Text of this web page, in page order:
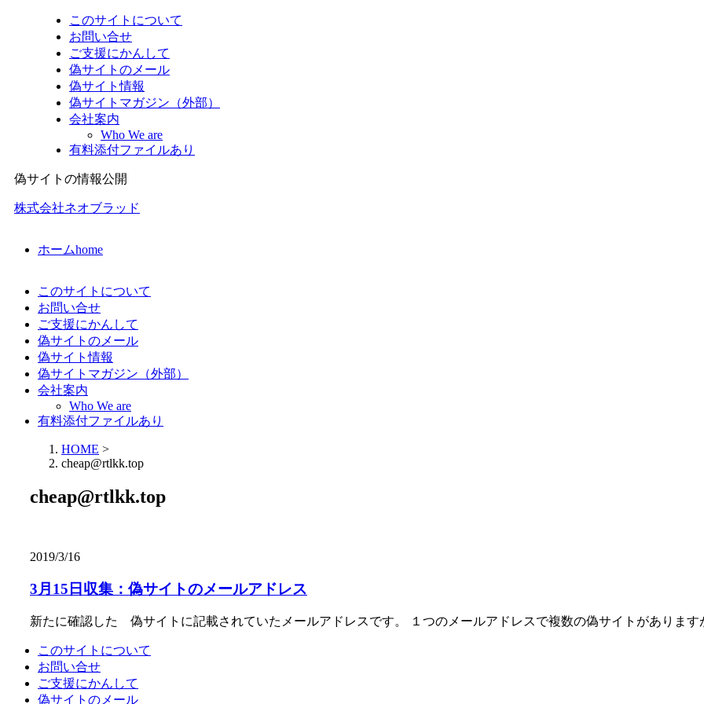
このサイトについて
お問い合せ
ご支援にかんして
偽サイトのメール
偽サイト情報
偽サイトマガジン（外部）
会社案内
Who We are
有料添付ファイルあり
偽サイトの情報公開
株式会社ネオブラッド
ホームhome
このサイトについて
お問い合せ
ご支援にかんして
偽サイトのメール
偽サイト情報
偽サイトマガジン（外部）
会社案内
Who We are
有料添付ファイルあり
HOME >
cheap@rtlkk.top
cheap@rtlkk.top
2019/3/16
3月15日収集：偽サイトのメールアドレス
新たに確認した 偽サイトに記載されていたメールアドレスです。 １つのメールアドレスで複数の偽サイトがあり
このサイトについて
お問い合せ
ご支援にかんして
偽サイトのメール